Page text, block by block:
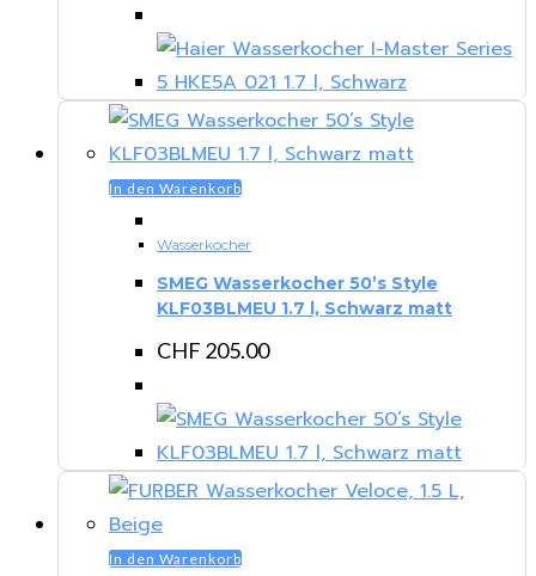
In den Warenkorb
Wasserkocher
SMEG Wasserkocher 50’s Style
KLF03BLMEU 1.7 l, Schwarz matt
CHF 205.00
In den Warenkorb